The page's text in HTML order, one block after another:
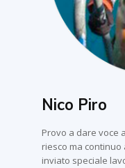
Nico Piro
Provo a dare voce
riesco ma
inviato speciale